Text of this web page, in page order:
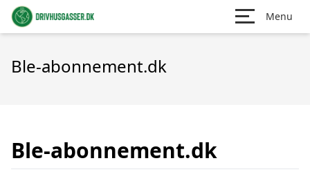
Menu
Ble-abonnement.dk
Ble-abonnement.dk